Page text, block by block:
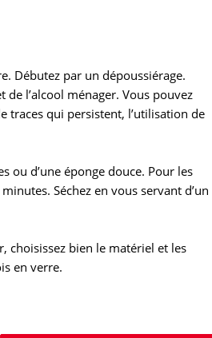
Débutez par un dépoussiérage.
de l’alcool ménager. Vous pouvez
traces qui persistent, l’utilisation de
ou d’une éponge douce. Pour les
Séchez en vous servant d’un
choisissez bien le matériel et les
en verre.